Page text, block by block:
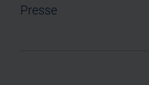
Presse